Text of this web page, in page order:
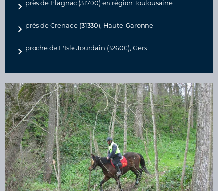
près de Blagnac (31700) en région Toulousaine
près de Grenade (31330), Haute-Garonne
proche de L'Isle Jourdain (32600), Gers